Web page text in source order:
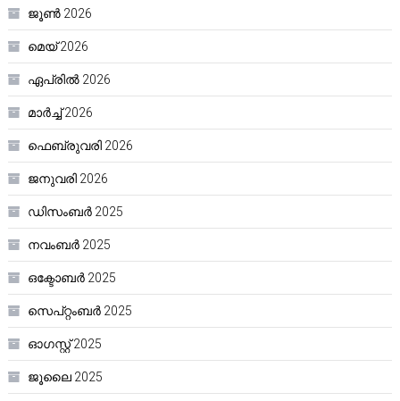
ജൂൺ 2026
മെയ്‌ 2026
ഏപ്രിൽ 2026
മാർച്ച്‌ 2026
ഫെബ്രുവരി 2026
ജനുവരി 2026
ഡിസംബർ 2025
നവംബർ 2025
ഒക്ടോബർ 2025
സെപ്റ്റംബർ 2025
ഓഗസ്റ്റ്‌ 2025
ജൂലൈ 2025